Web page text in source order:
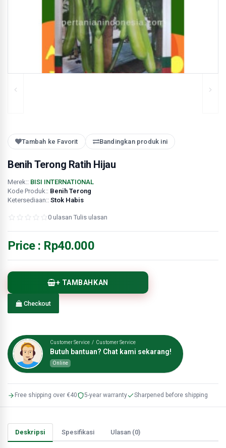
Tambah ke Favorit Bandingkan produk ini
Benih Terong Ratih Hijau
Merek:: BISI INTERNATIONAL
Kode Produk:: Benih Terong
Ketersediaan:: Stok Habis
0 ulasan Tulis ulasan
Price : Rp40.000
+ TAMBAHKAN
Checkout
Customer Service / Customer Service
Butuh bantuan? Chat kami sekarang!
Online
Free shipping over €40 5-year warranty Sharpened before shipping
Deskripsi Spesifikasi Ulasan (0)